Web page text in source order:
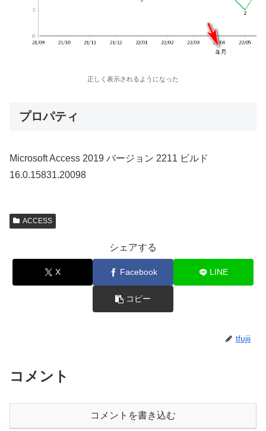
正しく表示されるようになった
プロパティ
Microsoft Access 2019 バージョン 2211 ビルド
16.0.15831.20098
ACCESS
シェアする
X Facebook LINE
コピー
tfujii
コメント
コメントを書き込む